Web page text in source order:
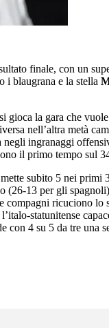
finale, con un
i blaugrana e la stella
la gara che
nell’altra metà
ingranaggi
il primo tempo sul
subito 5 nei
13 per gli
ricuciono
statunitense
4 su 5 da tre